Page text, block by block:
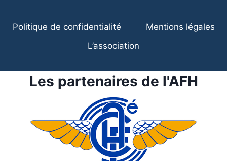
Politique de confidentialité
Mentions légales
L’association
Les partenaires de l'AFH